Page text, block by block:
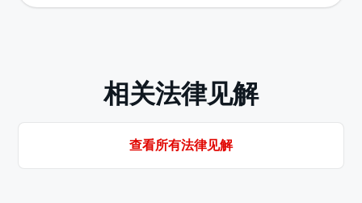
相关法律见解
查看所有法律见解